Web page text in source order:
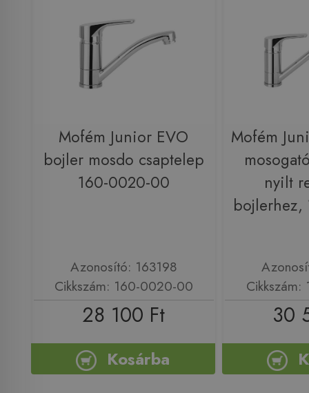
Mofém Junior EVO
bojler mosdo csaptelep
160-0020-00
Azonosító: 163198
Cikkszám: 160-0020-00
28 100 Ft
Kosárba
Mofém
nyilt
bojlerhez,
30